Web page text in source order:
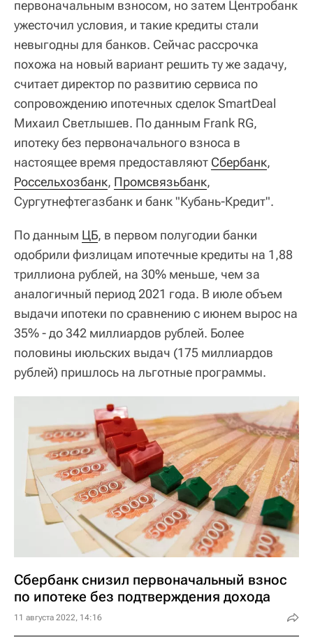
первоначальным взносом, но затем Центробанк
ужесточил условия, и такие кредиты стали
невыгодны для банков. Сейчас рассрочка
похожа на новый вариант решить ту же задачу,
считает директор по развитию сервиса по
сопровождению ипотечных сделок SmartDeal
Михаил Светлышев. По данным Frank RG,
ипотеку без первоначального взноса в
настоящее время предоставляют Сбербанк,
Россельхозбанк, Промсвязьбанк,
Сургутнефтегазбанк и банк "Кубань-Кредит".
По данным ЦБ, в первом полугодии банки
одобрили физлицам ипотечные кредиты на 1,88
триллиона рублей, на 30% меньше, чем за
аналогичный период 2021 года. В июле объем
выдачи ипотеки по сравнению с июнем вырос на
35% - до 342 миллиардов рублей. Более
половины июльских выдач (175 миллиардов
рублей) пришлось на льготные программы.
Сбербанк снизил первоначальный взнос
по ипотеке без подтверждения дохода
11 августа 2022, 14:16